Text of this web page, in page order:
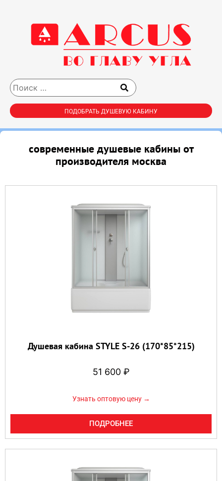
ПОДОБРАТЬ ДУШЕВУЮ КАБИНУ
современные душевые кабины от
производителя москва
Душевая кабина STYLE S-26 (170*85*215)
51 600 ₽
Узнать оптовую цену →
ПОДРОБНЕЕ